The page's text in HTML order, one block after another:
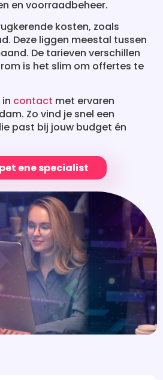
en voorraadbeheer.
kosten, zoals
Deze liggen meestal tussen
De tarieven verschillen
is het slim om offertes te
contact met ervaren
Zo vind je snel een
past bij jouw budget én
ene specialist